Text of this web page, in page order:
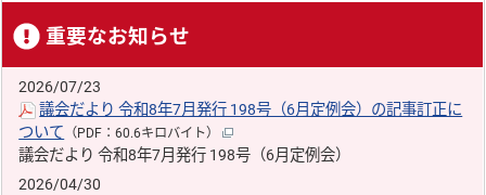
重要なお知らせ
2026/07/23
議会だより 令和8年7月発行 198号（6月定例会）の記事訂正に
ついて （PDF：60.6キロバイト）
議会だより 令和8年7月発行 198号（6月定例会）
2026/04/30